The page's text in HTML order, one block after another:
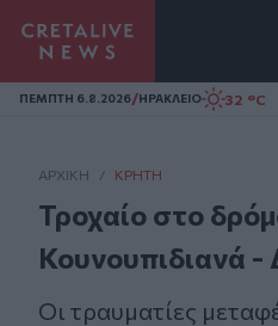
Homepage
ΠΕΜΠΤΗ 6.8.2026/ΗΡΑΚΛΕΙΟ 32 °C
ΑΡΧΙΚΗ / ΚΡΉΤΗ
Τροχαίο στο
Κουνουπιδιανά -
Οι τραυματίες